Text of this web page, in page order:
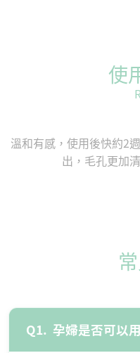
使
溫和有感，使用後快約2
出，毛孔更加
Q1. 孕婦是否可以